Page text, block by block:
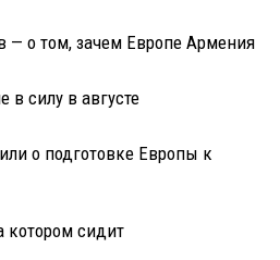
— о том, зачем Европе Армения
силу в августе
о подготовке Европы к
котором сидит